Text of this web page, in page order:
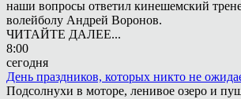
наши вопросы ответил кинешемский
волейболу Андрей Воронов.
ЧИТАЙТЕ ДАЛЕЕ...
8:00
сегодня
День праздников, которых никто не
Подсолнухи в моторе, ленивое озеро и